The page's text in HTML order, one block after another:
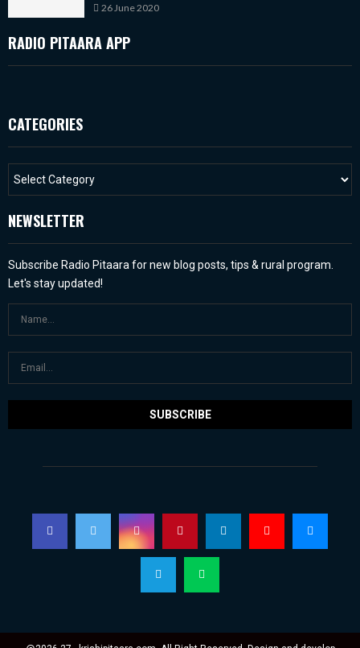
26 June 2020
RADIO PITAARA APP
CATEGORIES
NEWSLETTER
Subscribe Radio Pitaara for new blog posts, tips & rural program.
Let's stay updated!